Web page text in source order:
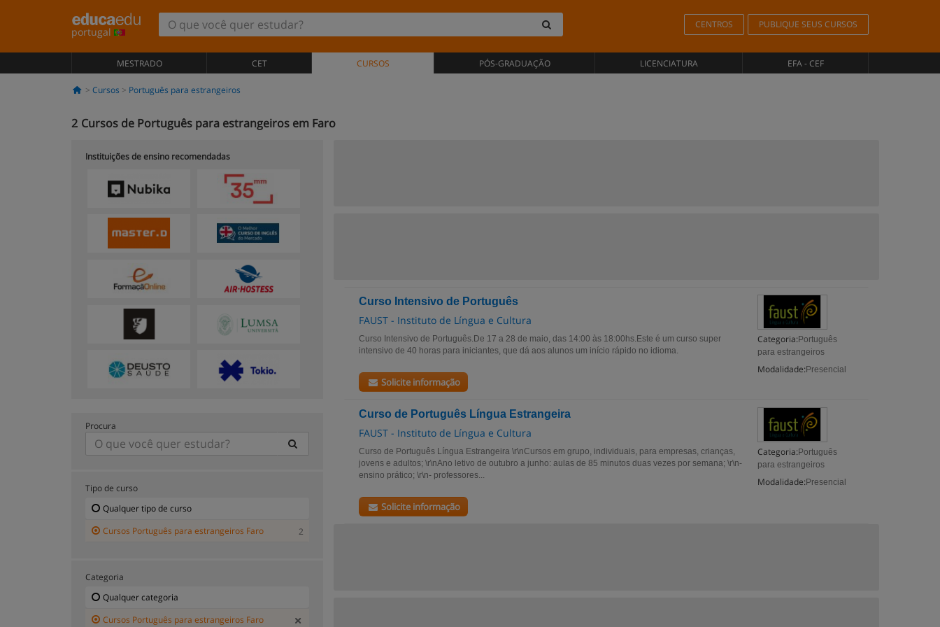
portugal
CENTROS PUBLIQUE SEUS CURSOS
MESTRADO CET CURSOS PÓS-GRADUAÇÃO LICENCIATURA EFA - CEF
Cursos Português para estrangeiros
2 Cursos de Português para estrangeiros em Faro
Curso Intensivo de Português
FAUST - Instituto de Língua e Cultura
Categoria: Português
para estrangeiros
Modalidade: Presencial
Curso Intensivo de Português.De 17 a 28 de maio, das 14:00 às 18:00hs.Este é um curso super
intensivo de 40 horas para iniciantes, que dá aos alunos um início rápido no idioma.
Solicite informação
Curso de Português Língua Estrangeira
FAUST - Instituto de Língua e Cultura
Categoria: Português
para estrangeiros
Modalidade: Presencial
Curso de Português Língua Estrangeira \r\nCursos em grupo, individuais, para empresas, crianças,
jovens e adultos; \r\nAno letivo de outubro a junho: aulas de 85 minutos duas vezes por semana; \r\n-
ensino prático; \r\n- professores...
Solicite informação
Instituições de ensino recomendadas
Procura
Tipo de curso
Qualquer tipo de curso
Cursos Português para estrangeiros Faro
2
Categoria
Qualquer categoria
Cursos Português para estrangeiros Faro